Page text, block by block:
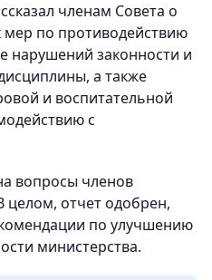
членам Совета о
по противодействию
нарушений законности и
а также
и воспитательной
с
вопросы членов
целом, отчет одобрен,
по улучшению
министерства.